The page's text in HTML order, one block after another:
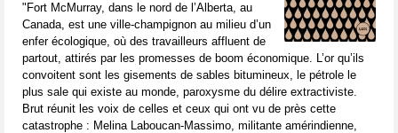
"Fort McMurray, dans le nord de l’Alberta, au
Canada, est une ville-champignon au milieu d’un
enfer écologique, où des travailleurs affluent de
partout, attirés par les promesses de boom économique. L’or qu’ils
convoitent sont les gisements de sables bitumineux, le pétrole le
plus sale qui existe au monde, paroxysme du délire extractiviste.
Brut réunit les voix de celles et ceux qui ont vu de près cette
catastrophe : Melina Laboucan-Massimo, militante amérindienne,